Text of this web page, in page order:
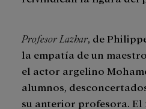
Profesor Lazhar, de
la empatía de un
el actor argelino
alumnos,
su anterior profesora. El